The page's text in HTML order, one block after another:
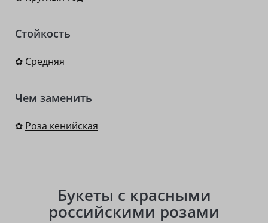
Стойкость
✿ Средняя
Чем заменить
✿ Роза кенийская
Букеты с красными
российскими розами